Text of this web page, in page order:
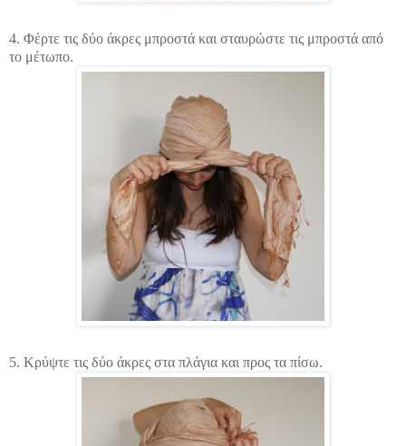
4. Φέρτε τις δύο άκρες μπροστά και σταυρώστε τις μπροστά από
το μέτωπο.
5. Κρύψτε τις δύο άκρες στα πλάγια και προς τα πίσω.